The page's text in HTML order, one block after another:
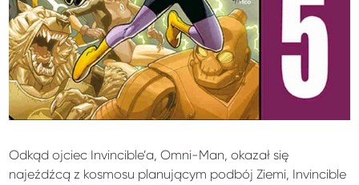
Odkąd ojciec Invincible’a, Omni-Man, okazał się
najeźdźcą z kosmosu planującym podbój Ziemi, Invincible